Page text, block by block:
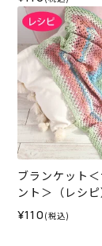
ブランケット
ント＞（レシピ
¥110 (税込)